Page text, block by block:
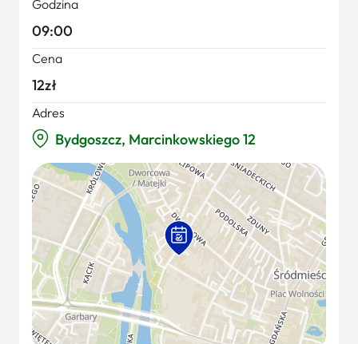
Godzina
09:00
Cena
12zł
Adres
Bydgoszcz, Marcinkowskiego 12